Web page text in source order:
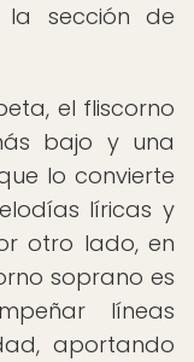
sección de
el fliscorno
bajo y una
lo convierte
líricas y
otro lado, en
soprano es
líneas
aportando